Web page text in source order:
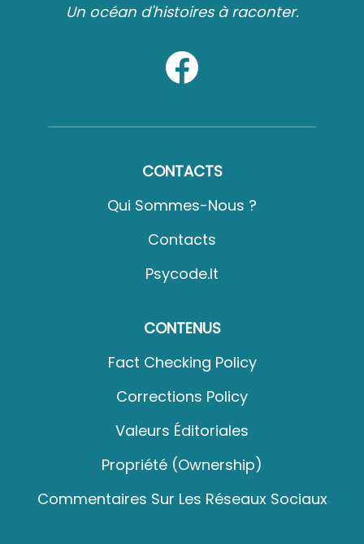
Un océan d'histoires à raconter.
CONTACTS
Qui Sommes-Nous ?
Contacts
Psycode.it
CONTENUS
Fact Checking Policy
Corrections Policy
Valeurs Éditoriales
Propriété (Ownership)
Commentaires Sur Les Réseaux Sociaux